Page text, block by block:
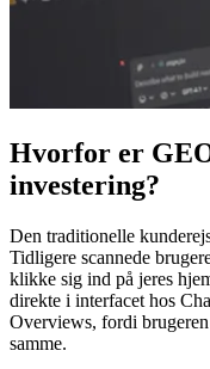
Hvorfor er
investering?
Den traditionelle
Tidligere scannede
klikke sig ind på jeres
direkte i interfacet hos
Overviews, fordi
samme.